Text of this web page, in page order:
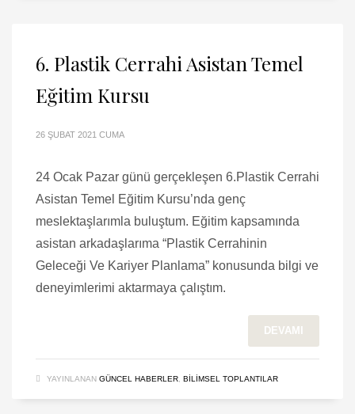
6. Plastik Cerrahi Asistan Temel
Eğitim Kursu
26 ŞUBAT 2021 CUMA
24 Ocak Pazar günü gerçekleşen 6.Plastik Cerrahi
Asistan Temel Eğitim Kursu’nda genç
meslektaşlarımla buluştum. Eğitim kapsamında
asistan arkadaşlarıma “Plastik Cerrahinin
Geleceği Ve Kariyer Planlama” konusunda bilgi ve
deneyimlerimi aktarmaya çalıştım.
DEVAMI
YAYINLANAN GÜNCEL HABERLER BILIMSEL TOPLANTILAR